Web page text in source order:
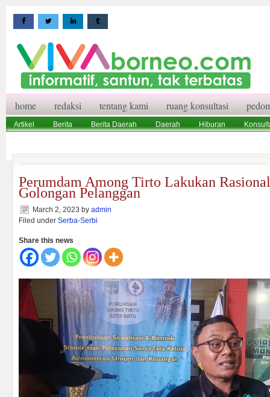
home redaksi tentang kami ruang konsultasi
Artikel Berita Berita Daerah Daerah Hiburan
Perumdam Among Tirto Lakukan
Golongan Pelanggan
March 2, 2023 by admin
Filed under Serba-Serbi
Share this news